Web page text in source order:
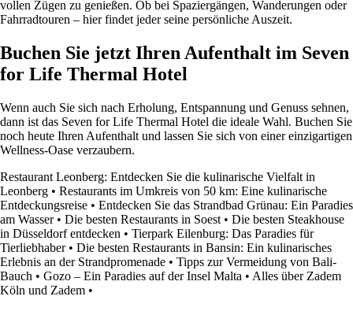
vollen Zügen zu genießen. Ob bei Spaziergängen, Wanderungen oder
Fahrradtouren – hier findet jeder seine persönliche Auszeit.
Buchen Sie jetzt Ihren Aufenthalt im Seven
for Life Thermal Hotel
Wenn auch Sie sich nach Erholung, Entspannung und Genuss sehnen,
dann ist das Seven for Life Thermal Hotel die ideale Wahl. Buchen Sie
noch heute Ihren Aufenthalt und lassen Sie sich von einer einzigartigen
Wellness-Oase verzaubern.
Restaurant Leonberg: Entdecken Sie die kulinarische Vielfalt in
Leonberg • Restaurants im Umkreis von 50 km: Eine kulinarische
Entdeckungsreise • Entdecken Sie das Strandbad Grünau: Ein Paradies
am Wasser• Die besten Restaurants in Soest • Die besten Steakhouse
in Düsseldorf entdecken • Tierpark Eilenburg: Das Paradies für
Tierliebhaber• Die besten Restaurants in Bansin: Ein kulinarisches
Erlebnis an der Strandpromenade • Tipps zur Vermeidung von Bali-
Bauch • Gozo – Ein Paradies auf der Insel Malta • Alles über Zadem
Köln und Zadem •